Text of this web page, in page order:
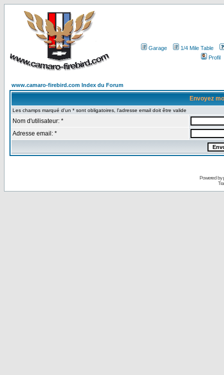
Garage
1/4 Mile Table
Profil
www.camaro-firebird.com Index du Forum
Envoyez
Les champs marqué d'un * sont obligatoires, l'adresse email doit être valide
Nom d'utilisateur: *
Adresse email: *
Powered by